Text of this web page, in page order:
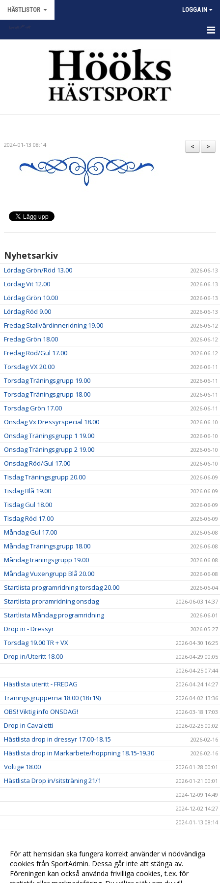
HÄSTLISTOR LOGGA IN
>
<
2024-01-13 08:14
Nyhetsarkiv
Lördag Grön/Röd 13.00 2026-06-13
Lördag Vit 12.00 2026-06-13
Lördag Grön 10.00 2026-06-13
Lördag Röd 9.00 2026-06-13
Fredag Stallvärdinneridning 19.00 2026-06-12
Fredag Grön 18.00 2026-06-12
Fredag Röd/Gul 17.00 2026-06-12
Torsdag VX 20.00 2026-06-11
Torsdag Träningsgrupp 19.00 2026-06-11
Torsdag Träningsgrupp 18.00 2026-06-11
Torsdag Grön 17.00 2026-06-11
Onsdag Vx Dressyrspecial 18.00 2026-06-10
Onsdag Träningsgrupp 1 19.00 2026-06-10
Onsdag Träningsgrupp 2 19.00 2026-06-10
Onsdag Röd/Gul 17.00 2026-06-10
Tisdag Träningsgrupp 20.00 2026-06-09
Tisdag Blå 19.00 2026-06-09
Tisdag Gul 18.00 2026-06-09
Tisdag Röd 17.00 2026-06-09
Måndag Gul 17.00 2026-06-08
Måndag Träningsgrupp 18.00 2026-06-08
Måndag träningsgrupp 19.00 2026-06-08
Måndag Vuxengrupp Blå 20.00 2026-06-08
Startlista programridning torsdag 20.00 2026-06-04
Startlista proramridning onsdag 2026-06-03 14:37
Startlista Måndag programridning 2026-06-01
Drop in - Dressyr 2026-05-27
Torsdag 19.00 TR + VX 2026-04-30 16:25
Drop in/Uteritt 18.00
2026-04-29 00:05
2026-04-25 07:44
Hästlista uteritt - FREDAG 2026-04-24 14:27
Träningsgrupperna 18.00 (18+19) 2026-04-02 13:36
OBS! Viktig info ONSDAG! 2026-03-18 17:03
Drop in Cavaletti 2026-02-25 00:02
Hästlista drop in dressyr 17.00-18.15 2026-02-16
Hästlista drop in Markarbete/hoppning 18.15-19.30 2026-02-16
Voltige 18.00 2026-01-28 00:01
Hästlista Drop in/sitsträning 21/1
2026-01-21 00:01
2024-12-09 14:49
2024-12-02 14:27
2024-01-13 08:14
2024-01-11 11:30
2024-01-10 14:00
2024-01-09 13:30
För att hemsidan ska fungera korrekt använder vi nödvändiga
cookies från SportAdmin. Dessa går inte att stänga av.
Föreningen kan också använda frivilliga cookies, t.ex. för